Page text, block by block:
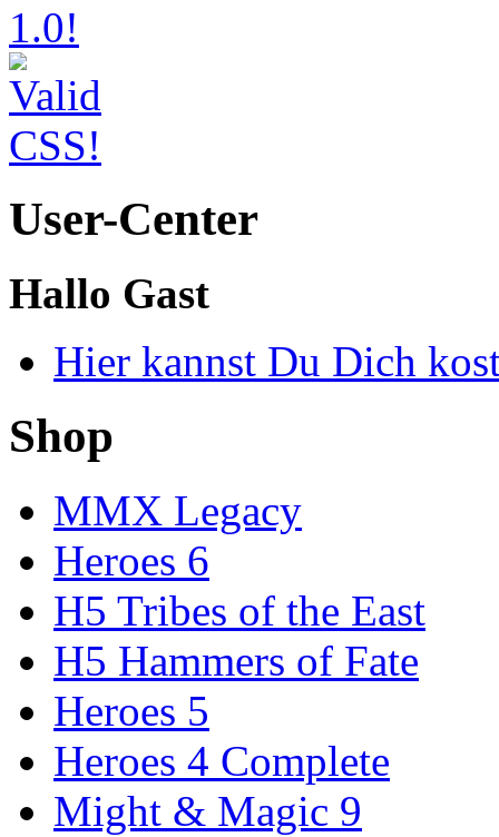
User-Center
Hallo Gast
Hier kannst Du Dich
Shop
MMX Legacy
Heroes 6
H5 Tribes of the East
H5 Hammers of Fate
Heroes 5
Heroes 4 Complete
Might & Magic 9